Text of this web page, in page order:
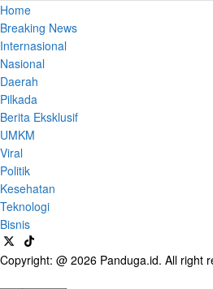
Home
Breaking News
Internasional
Nasional
Daerah
Pilkada
Berita Eksklusif
UMKM
Viral
Politik
Kesehatan
Teknologi
Bisnis
Copyright: @ 2026 Panduga.id. All right